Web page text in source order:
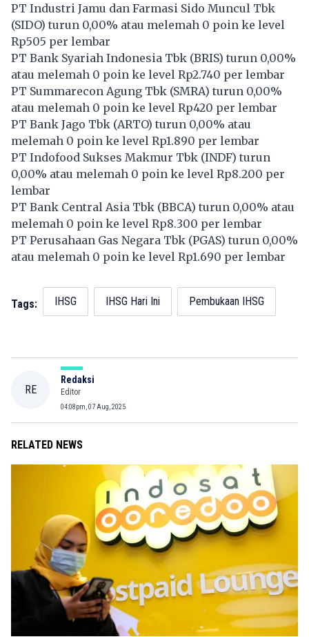
PT Industri Jamu dan Farmasi Sido Muncul Tbk
(SIDO) turun 0,00% atau melemah 0 poin ke level
Rp505 per lembar
PT Bank Syariah Indonesia Tbk (BRIS) turun 0,00%
atau melemah 0 poin ke level Rp2.740 per lembar
PT Summarecon Agung Tbk (SMRA) turun 0,00%
atau melemah 0 poin ke level Rp420 per lembar
PT Bank Jago Tbk (ARTO) turun 0,00% atau
melemah 0 poin ke level Rp1.890 per lembar
PT Indofood Sukses Makmur Tbk (INDF) turun
0,00% atau melemah 0 poin ke level Rp8.200 per
lembar
PT Bank Central Asia Tbk (BBCA) turun 0,00% atau
melemah 0 poin ke level Rp8.300 per lembar
PT Perusahaan Gas Negara Tbk (PGAS) turun 0,00%
atau melemah 0 poin ke level Rp1.690 per lembar
Tags: IHSG IHSG Hari Ini Pembukaan IHSG
RE
Redaksi
Editor
04:08pm, 07 Aug, 2025
RELATED NEWS